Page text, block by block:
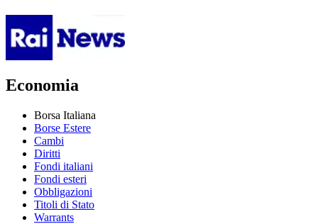
Economia
Borsa Italiana
Borse Estere
Cambi
Diritti
Fondi italiani
Fondi esteri
Obbligazioni
Titoli di Stato
Warrants